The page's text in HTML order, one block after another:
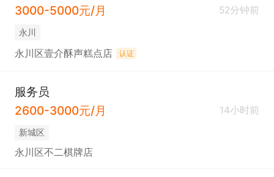
3000-5000元/月
52分钟前
永川
永川区壹介酥声糕点店 认证
服务员
2600-3000元/月
14小时前
新城区
永川区不二棋牌店